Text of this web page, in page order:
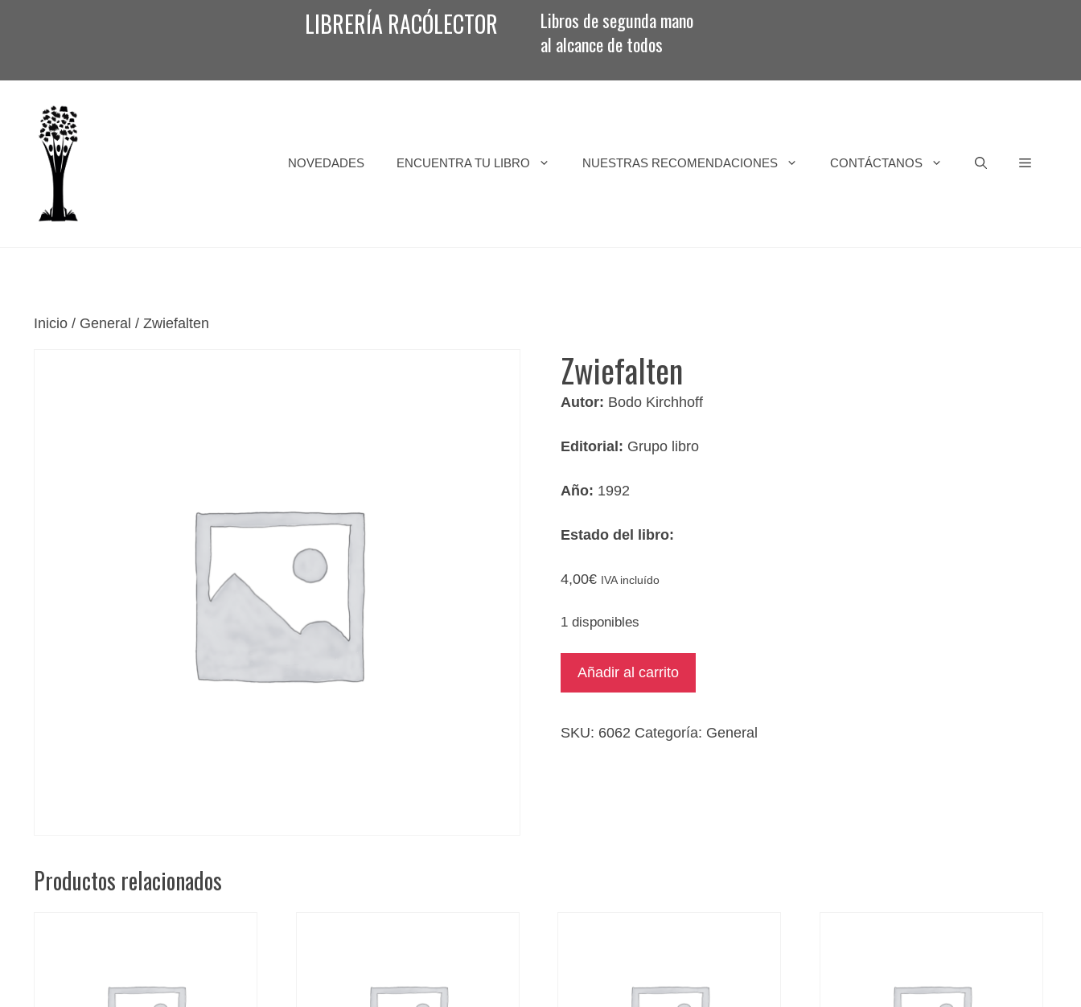
LIBRERÍA RACÓLECTOR
Libros de segunda mano
al alcance de todos
NOVEDADES ENCUENTRA TU LIBRO NUESTRAS RECOMENDACIONES CONTÁCTANOS
Inicio / General / Zwiefalten
Zwiefalten
Autor: Bodo Kirchhoff
Editorial: Grupo libro
Año: 1992
Estado del libro:
4,00€ IVA incluído
1 disponibles
Zwiefalten
Añadir al carrito
SKU: 6062 Categoría: General
Productos relacionados